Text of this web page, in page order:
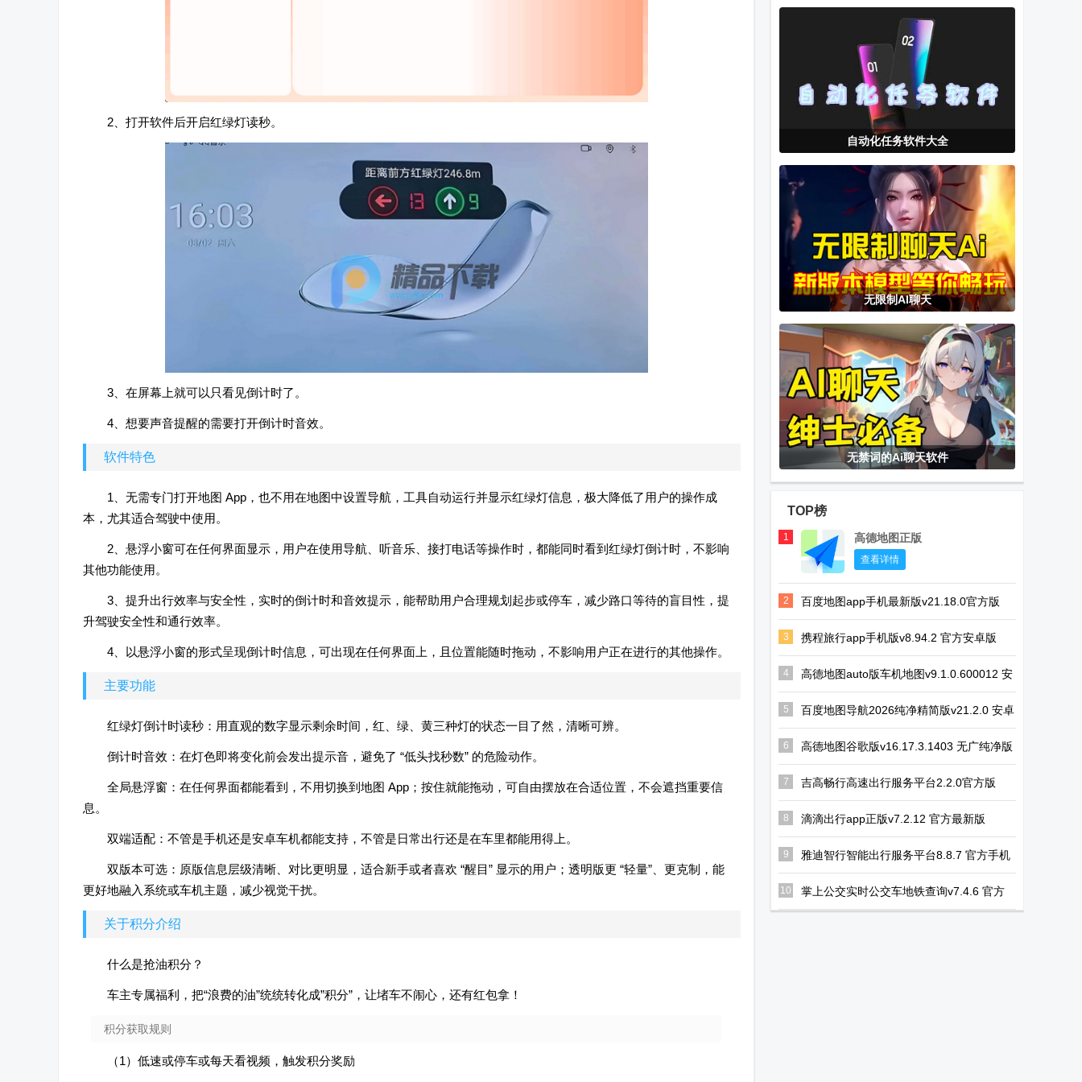
2、打开软件后开启红绿灯读秒。
3、在屏幕上就可以只看见倒计时了。
4、想要声音提醒的需要打开倒计时音效。
软件特色
1、无需专门打开地图 App，也不用在地图中设置导航，工具自动运行并显示红绿灯信息，极大降低了用户的操作成
本，尤其适合驾驶中使用。
2、悬浮小窗可在任何界面显示，用户在使用导航、听音乐、接打电话等操作时，都能同时看到红绿灯倒计时，不影响
其他功能使用。
3、提升出行效率与安全性，实时的倒计时和音效提示，能帮助用户合理规划起步或停车，减少路口等待的盲目性，提
升驾驶安全性和通行效率。
4、以悬浮小窗的形式呈现倒计时信息，可出现在任何界面上，且位置能随时拖动，不影响用户正在进行的其他操作。
主要功能
红绿灯倒计时读秒：用直观的数字显示剩余时间，红、绿、黄三种灯的状态一目了然，清晰可辨。
倒计时音效：在灯色即将变化前会发出提示音，避免了 “低头找秒数” 的危险动作。
全局悬浮窗：在任何界面都能看到，不用切换到地图 App；按住就能拖动，可自由摆放在合适位置，不会遮挡重要信
息。
双端适配：不管是手机还是安卓车机都能支持，不管是日常出行还是在车里都能用得上。
双版本可选：原版信息层级清晰、对比更明显，适合新手或者喜欢 “醒目” 显示的用户；透明版更 “轻量”、更克制，能
更好地融入系统或车机主题，减少视觉干扰。
关于积分介绍
什么是抢油积分？
车主专属福利，把“浪费的油”统统转化成”积分”，让堵车不闹心，还有红包拿！
积分获取规则
（1）低速或停车或每天看视频，触发积分奖励
自动化任务软件大全
无限制AI聊天
无禁词的Ai聊天软件
TOP榜
1 高德地图正版
查看详情
2 百度地图app手机最新版v21.18.0官方版
3 携程旅行app手机版v8.94.2 官方安卓版
4
高德地图auto版车机地图v9.1.0.600012 安
卓最新版
5
百度地图导航2026纯净精简版v21.2.0 安卓
版
6 高德地图谷歌版v16.17.3.1403 无广纯净版
7 吉高畅行高速出行服务平台2.2.0官方版
8 滴滴出行app正版v7.2.12 官方最新版
9
雅迪智行智能出行服务平台8.8.7 官方手机
版
10
掌上公交实时公交车地铁查询v7.4.6 官方
手机版